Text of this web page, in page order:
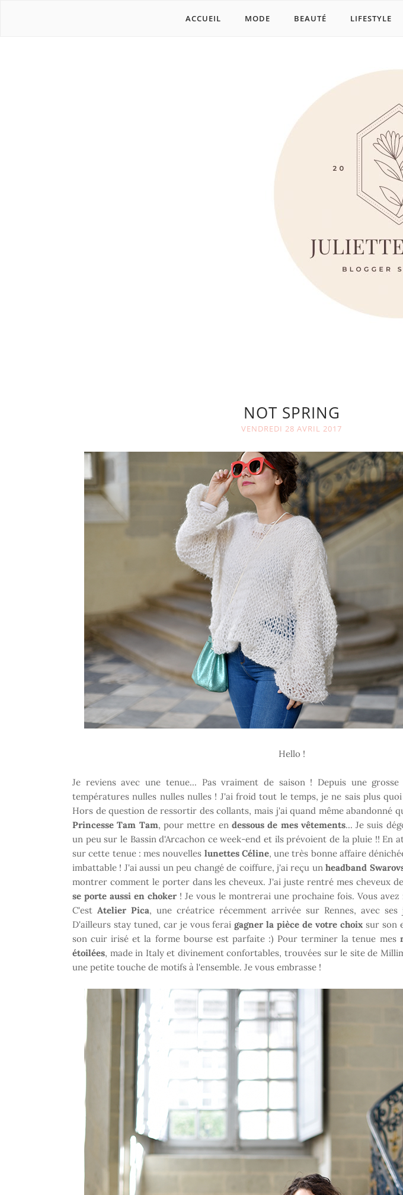
ACCUEIL MODE BEAUTÉ LIFESTYLE
NOT SPRING
VENDREDI 28 AVRIL 2017
Hello !
Je reviens avec une tenue... Pas vraiment de saison ! Depuis une
températures nulles nulles nulles ! J'ai froid tout le temps, je ne sais plus
Hors de question de ressortir des collants, mais j'ai quand même abandonné
Princesse Tam Tam, pour mettre en dessous de mes vêtements... Je suis
un peu sur le Bassin d'Arcachon ce week-end et ils prévoient de la pluie !! En
sur cette tenue : mes nouvelles lunettes Céline, une très bonne affaire
imbattable ! J'ai aussi un peu changé de coiffure, j'ai reçu unheadband
montrer comment le porter dans les cheveux. J'ai juste rentré mes cheveux
se porte aussi en choker ! Je vous le montrerai une prochaine fois. Vous
C'est Atelier Pica, une créatrice récemment arrivée sur Rennes, avec
D'ailleurs stay tuned, car je vous feraigagner la pièce de votre choixsur son
son cuir irisé et la forme bourse est parfaite :) Pour terminer la tenue mes
étoilées, made in Italy et divinement confortables, trouvées sur le site de
une petite touche de motifs à l'ensemble. Je vous embrasse !